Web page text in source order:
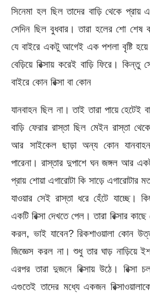
সিনেমা হল ছিল তাদের বাড়ি থেকে
সেদিন ছিল বুধবার। তারা হলের শো শেষ
যে বাইরে একটু আগেই এক পশলা বৃষ্টি হয়ে
বেড়িয়ে রিক্সায় করেই বাড়ি ফিরে। কিন্তু
বাইরে কোন রিক্সা বা কোন
যানবাহন ছিল না। তাই তারা পায়ে হেটেই
বাড়ি ফেরার রাস্তা ছিল মেইন রাস্তা
আর সাইকেল ছাড়া অন্য কোন যানবাহন
পারেনা। রাস্তার দুপাশে ঘন জঙ্গল আর
প্রায় শোয়া এগারোটা কি সাড়ে এগারোটার
যাওয়ার সেই রাস্তা ধরে হেঁটে যাচ্ছে।
একটি রিক্সা দেখতে পেল। তারা রিক্সার
করল, ভাই যাবেন? রিকশাওয়ালা কোন
জিজ্ঞেস করল না। শুধু তার ঘাড় নাড়িয়ে
এরপর তারা দুজনে রিক্সায় উঠে।
এগুতেই তাদের মধ্যে একজন